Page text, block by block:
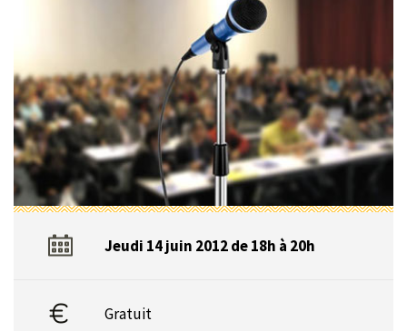
Jeudi 14 juin 2012 de 18h à 20h
Gratuit